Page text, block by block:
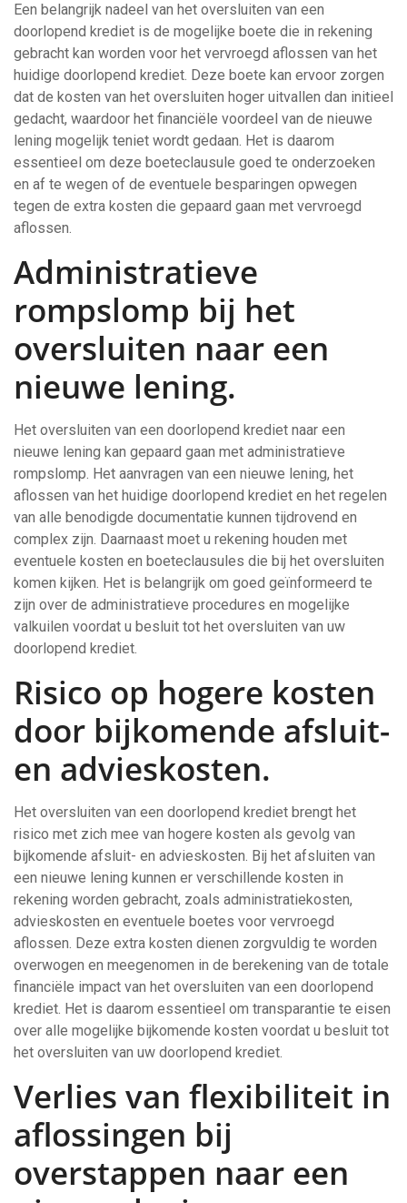
Een belangrijk nadeel van het oversluiten van een
doorlopend krediet is de mogelijke boete die in rekening
gebracht kan worden voor het vervroegd aflossen van het
huidige doorlopend krediet. Deze boete kan ervoor zorgen
dat de kosten van het oversluiten hoger uitvallen dan initieel
gedacht, waardoor het financiële voordeel van de nieuwe
lening mogelijk teniet wordt gedaan. Het is daarom
essentieel om deze boeteclausule goed te onderzoeken
en af te wegen of de eventuele besparingen opwegen
tegen de extra kosten die gepaard gaan met vervroegd
aflossen.
Administratieve
rompslomp bij het
oversluiten naar een
nieuwe lening.
Het oversluiten van een doorlopend krediet naar een
nieuwe lening kan gepaard gaan met administratieve
rompslomp. Het aanvragen van een nieuwe lening, het
aflossen van het huidige doorlopend krediet en het regelen
van alle benodigde documentatie kunnen tijdrovend en
complex zijn. Daarnaast moet u rekening houden met
eventuele kosten en boeteclausules die bij het oversluiten
komen kijken. Het is belangrijk om goed geïnformeerd te
zijn over de administratieve procedures en mogelijke
valkuilen voordat u besluit tot het oversluiten van uw
doorlopend krediet.
Risico op hogere kosten
door bijkomende afsluit-
en advieskosten.
Het oversluiten van een doorlopend krediet brengt het
risico met zich mee van hogere kosten als gevolg van
bijkomende afsluit- en advieskosten. Bij het afsluiten van
een nieuwe lening kunnen er verschillende kosten in
rekening worden gebracht, zoals administratiekosten,
advieskosten en eventuele boetes voor vervroegd
aflossen. Deze extra kosten dienen zorgvuldig te worden
overwogen en meegenomen in de berekening van de totale
financiële impact van het oversluiten van een doorlopend
krediet. Het is daarom essentieel om transparantie te eisen
over alle mogelijke bijkomende kosten voordat u besluit tot
het oversluiten van uw doorlopend krediet.
Verlies van flexibiliteit in
aflossingen bij
overstappen naar een